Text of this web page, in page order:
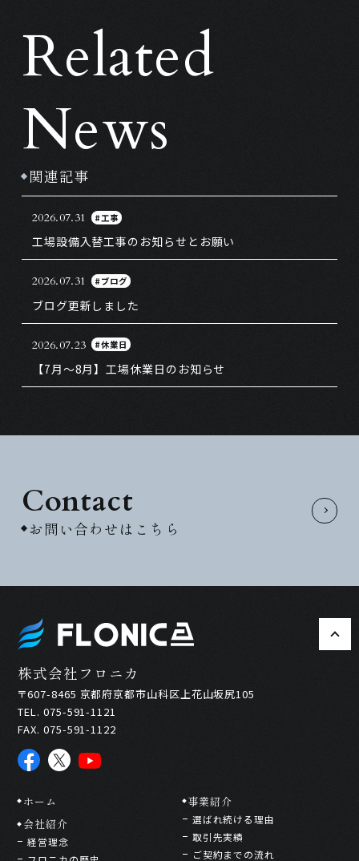
Related
News
関連記事
2026.07.31 #工事
工場設備入替工事のお知らせとお願い
2026.07.31 #ブログ
ブログ更新しました
2026.07.23 #休業日
【7月～8月】工場休業日のお知らせ
Contact
お問い合わせはこちら
株式会社フロニカ
〒607-8465 京都府京都市山科区上花山坂尻105
TEL. 075-591-1121
FAX. 075-591-1122
ホーム
会社紹介
経営理念
事業紹介
選ばれ続ける理由
取引先実績
ご契約までの流れ